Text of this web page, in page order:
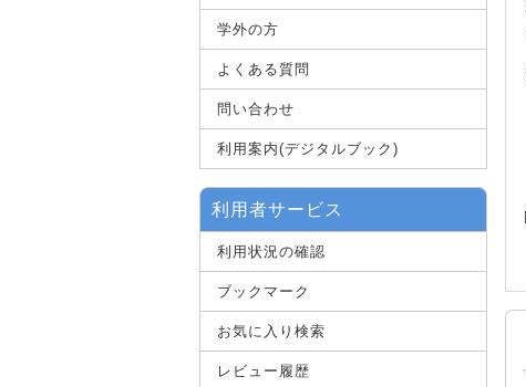
学外の方
よくある質問
問い合わせ
利用案内(デジタルブック)
利用者サービス
利用状況の確認
ブックマーク
お気に入り検索
レビュー履歴